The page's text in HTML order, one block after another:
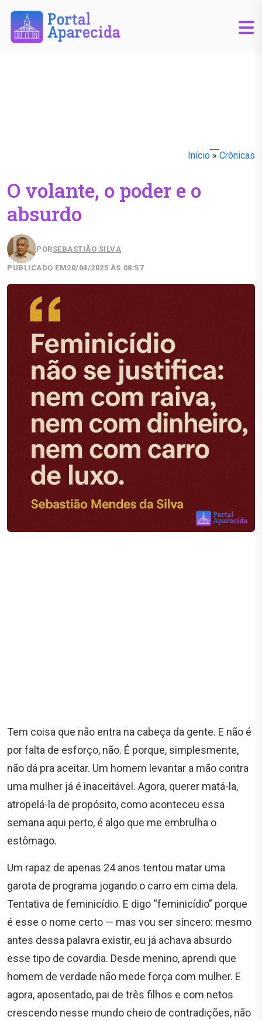
Início » Crônicas
O volante, o poder e o
absurdo
PORSEBASTIÃO SILVA
PUBLICADO EM20/04/2025 ÀS 08:57
Tem coisa que não entra na cabeça da gente. E não é
por falta de esforço, não. É porque, simplesmente,
não dá pra aceitar. Um homem levantar a mão contra
uma mulher já é inaceitável. Agora, querer matá-la,
atropelá-la de propósito, como aconteceu essa
semana aqui perto, é algo que me embrulha o
estômago.
Um rapaz de apenas 24 anos tentou matar uma
garota de programa jogando o carro em cima dela.
Tentativa de feminicídio. E digo “feminicídio” porque
é esse o nome certo — mas vou ser sincero: mesmo
antes dessa palavra existir, eu já achava absurdo
esse tipo de covardia. Desde menino, aprendi que
homem de verdade não mede força com mulher. E
agora, aposentado, pai de três filhos e com netos
crescendo nesse mundo cheio de contradições, não